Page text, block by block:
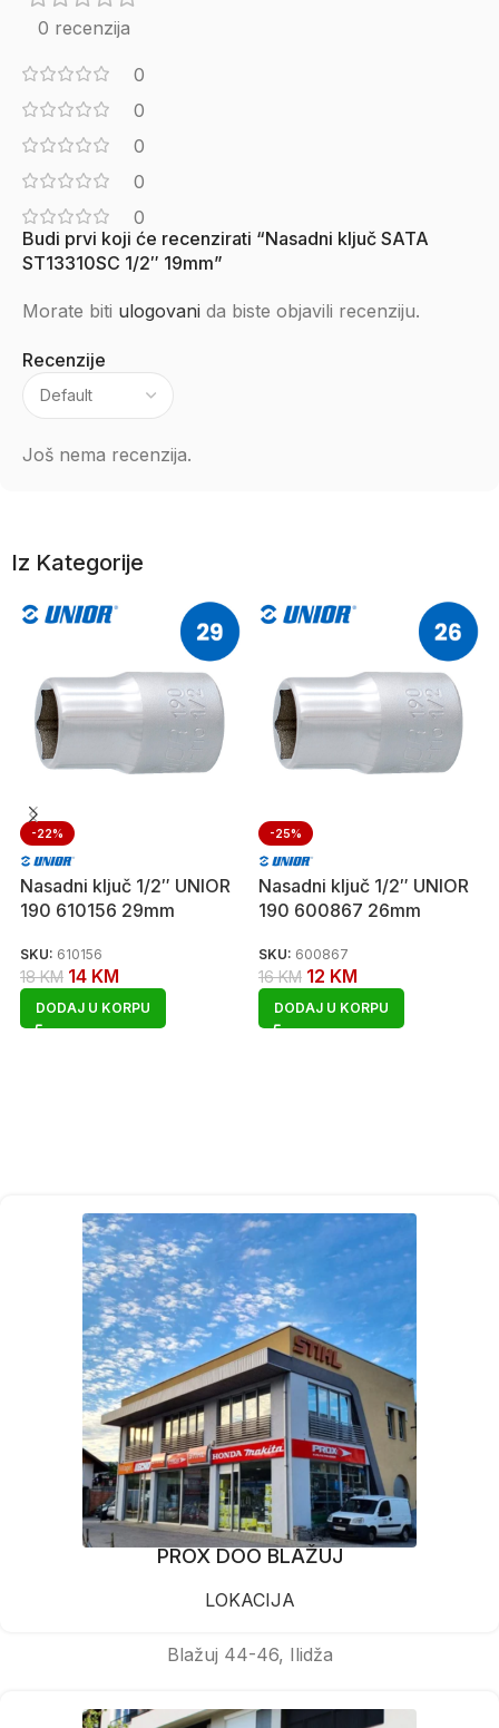
0 recenzija
0
0
0
0
0
Recenzije
Još nema recenzija.
Budi prvi koji će recenzirati “Nasadni ključ SATA
ST13310SC 1/2″ 19mm”
Morate biti ulogovani da biste objavili recenziju.
Iz Kategorije
-22%
Nasadni ključ 1/2″ UNIOR
190 610156 29mm
SKU: 610156
18KM 14 KM
DODAJ U KORPU
-25%
Nasadni ključ 1/2″ UNIOR
190 600867 26mm
SKU: 600867
16KM 12 KM
DODAJ U KORPU
PROX DOO BLAŽUJ
LOKACIJA
Blažuj 44-46, Ilidža